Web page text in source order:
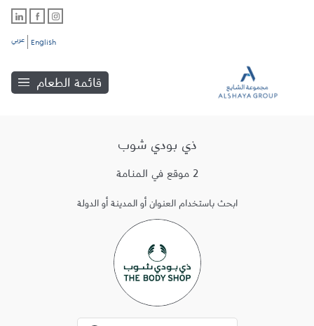
English عربي
قائمة الطعام
ذي بودي شوب
2 موقع في المنامة
ابحث باستخدام العنوان أو المدينة أو الدولة